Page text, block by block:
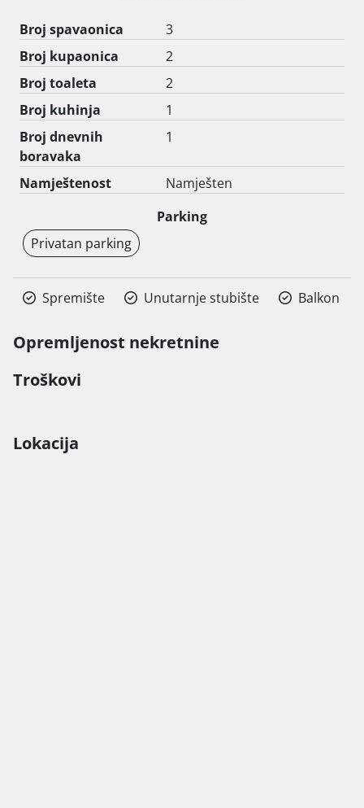
Cijena metra četvornog stambenog prostora na ovoj
lokaciji iznosi 2800 eura.
Cijena loggie je 75% od cijene kvadrata, nenatkrivene
terase i balkoni se obračunavaju 25%, a natkrivene
terase i balkoni po 50% od ukupne cijene stambenog
kvadrata, dok je vrt 10% navedene cijene kvadrata.
Nenatkriveno parking mjesto iznosi 8000 eura,
Broj spavaonica
3
Broj kupaonica
2
Broj toaleta
2
Broj kuhinja
1
Broj dnevnih
boravaka
1
Namještenost
Namješten
Parking
Privatan parking
Spremište Unutarnje stubište Balkon
Opremljenost nekretnine
Troškovi
Lokacija